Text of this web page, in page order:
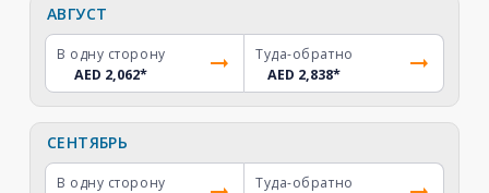
АВГУСТ
В одну сторону
AED 2,062*
Туда-обратно
AED 2,838*
СЕНТЯБРЬ
В одну сторону
Туда-обратно